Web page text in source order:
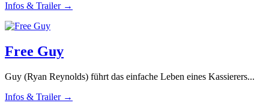
Infos & Trailer →
Free Guy
Guy (Ryan Reynolds) führt das einfache Leben eines Kassierers...
Infos & Trailer →